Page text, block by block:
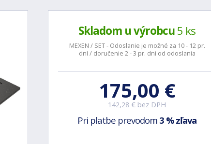
Skladom u výrobcu5 ks
MEXEN / SET - Odoslanie je možné za 10 - 12 pr.
dní / doručenie 2 - 3 pr. dni od odoslania
175,00 €
142,28 € bez DPH
Pri platbe prevodom 3 % zľava